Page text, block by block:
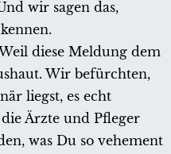
wir sagen das,
diese Meldung dem
Wir befürchten,
liegst, es echt
Ärzte und Pfleger
was Du so vehement